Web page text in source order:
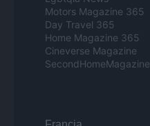
Motors Magazine 365
Day Travel 365
Home Magazine 365
Cineverse Magazine
SecondHomeMagazine